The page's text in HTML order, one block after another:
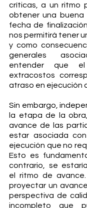
críticas, a un ritmo
obtener una buena
fecha de
nos permitirá tener
y como
generales
entender que
extracostos
atraso en ejecución
Sin embargo,
la etapa de la
avance de las
estar asociada
ejecución que no
Esto es
contrario, se
el ritmo de
proyectar un
perspectiva de
incompleto que